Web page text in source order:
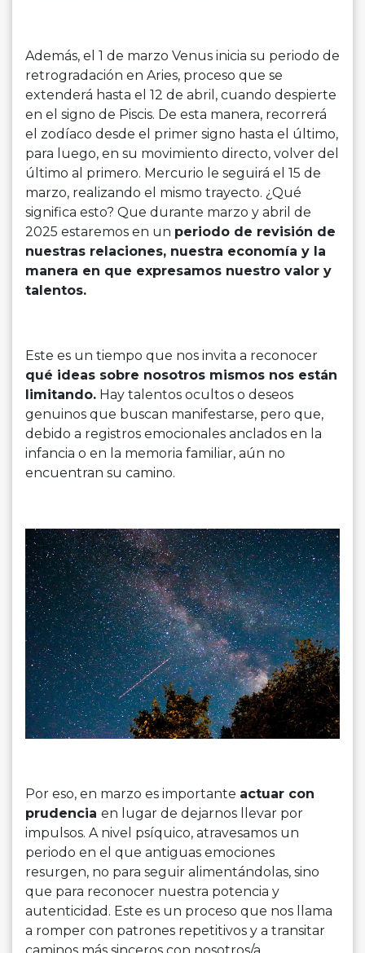
Además, el 1 de marzo Venus inicia su periodo de
retrogradación en Aries, proceso que se
extenderá hasta el 12 de abril, cuando despierte
en el signo de Piscis. De esta manera, recorrerá
el zodíaco desde el primer signo hasta el último,
para luego, en su movimiento directo, volver del
último al primero. Mercurio le seguirá el 15 de
marzo, realizando el mismo trayecto. ¿Qué
significa esto? Que durante marzo y abril de
2025 estaremos en un periodo de revisión de
nuestras relaciones, nuestra economía y la
manera en que expresamos nuestro valor y
talentos.
Este es un tiempo que nos invita a reconocer
qué ideas sobre nosotros mismos nos están
limitando. Hay talentos ocultos o deseos
genuinos que buscan manifestarse, pero que,
debido a registros emocionales anclados en la
infancia o en la memoria familiar, aún no
encuentran su camino.
Por eso, en marzo es importante actuar con
prudencia en lugar de dejarnos llevar por
impulsos. A nivel psíquico, atravesamos un
periodo en el que antiguas emociones
resurgen, no para seguir alimentándolas, sino
que para reconocer nuestra potencia y
autenticidad. Este es un proceso que nos llama
a romper con patrones repetitivos y a transitar
caminos más sinceros con nosotros/a.